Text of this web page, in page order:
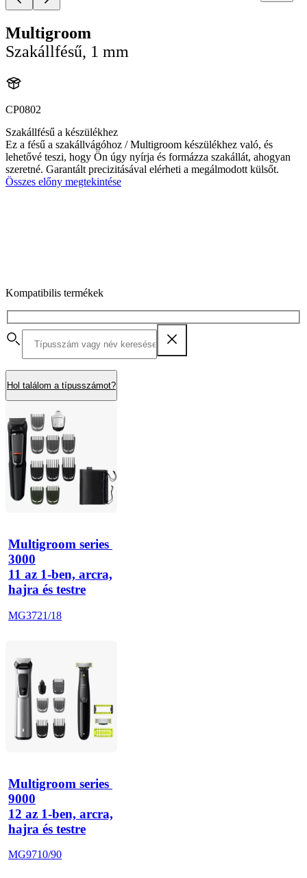
Multigroom
Szakállfésű, 1 mm
CP0802
Szakállfésű a készülékhez
Ez a fésű a szakállvágóhoz / Multigroom készülékhez való, és
lehetővé teszi, hogy Ön úgy nyírja és formázza szakállát, ahogyan
szeretné. Garantált precizitásával elérheti a megálmodott külsőt.
Összes előny megtekintése
Kompatibilis termékek
Hol találom a típusszámot?
Multigroom series
3000
11 az 1-ben, arcra,
hajra és testre
MG3721/18
Multigroom series
9000
12 az 1-ben, arcra,
hajra és testre
MG9710/90